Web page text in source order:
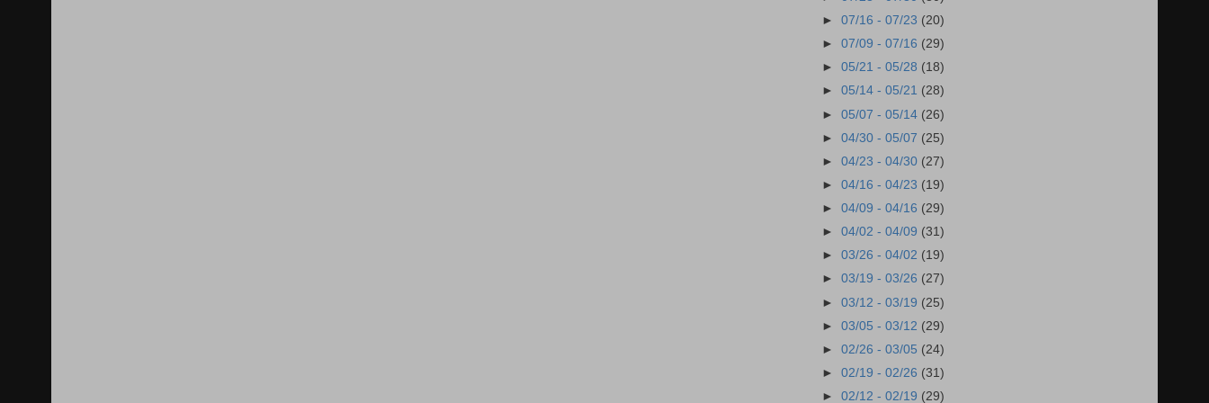
►07/16 - 07/23 (20)
►07/09 - 07/16 (29)
►05/21 - 05/28 (18)
►05/14 - 05/21 (28)
►05/07 - 05/14 (26)
►04/30 - 05/07 (25)
►04/23 - 04/30 (27)
►04/16 - 04/23 (19)
►04/09 - 04/16 (29)
►04/02 - 04/09 (31)
►03/26 - 04/02 (19)
►03/19 - 03/26 (27)
►03/12 - 03/19 (25)
►03/05 - 03/12 (29)
►02/26 - 03/05 (24)
►02/19 - 02/26 (31)
►02/12 - 02/19 (29)